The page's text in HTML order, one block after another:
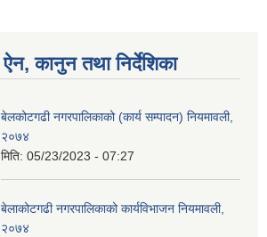
ऐन, कानुन तथा निर्देशिका
बेलकोटगढी नगरपालिकाको (कार्य सम्पादन) नियमावली,
२०७४
मिति: 05/23/2023 - 07:27
बेलाकोटगढी नगरपालिकाको कार्यविभाजन नियमावली,
२०७४